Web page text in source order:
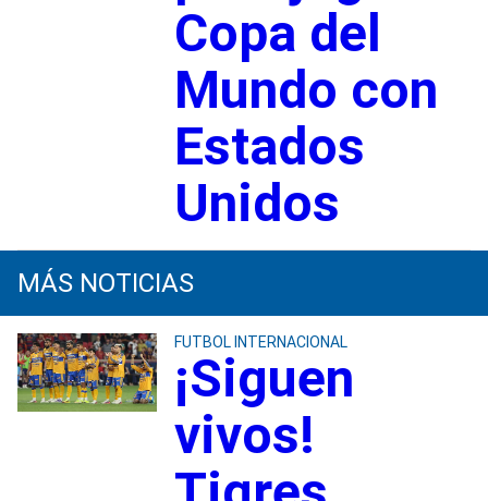
Copa del
Mundo con
Estados
Unidos
MÁS NOTICIAS
FUTBOL INTERNACIONAL
¡Siguen
vivos!